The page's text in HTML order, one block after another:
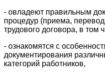
- овладеют правильным
процедур (приема,
трудового договора, в том
- ознакомятся с
документирования
категорий работников,